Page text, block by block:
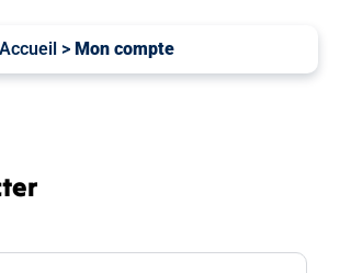
Accueil > Mon compte